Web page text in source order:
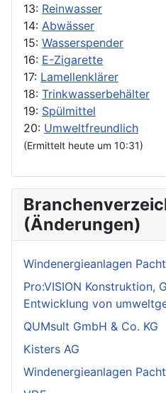
13: Reinwasser
14: Abwässer
15: Wasserspender
16: E-Zigarette
17: Lamellenklärer
18: Trinkwasserbehälter
19: Spülmittel
20: Umweltfreundlich
(Ermittelt heute um 10:31)
(Änderungen)
Windenergieanlagen
Pro:VISION Konstruktion,
Entwicklung von
QUMsult GmbH & Co. KG
Kisters AG
Windenergieanlagen